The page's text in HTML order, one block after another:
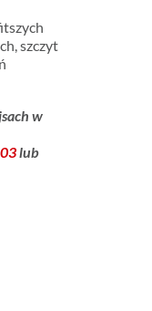
szczyt
w
lub